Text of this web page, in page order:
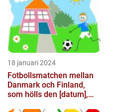
18 januari 2024
Fotbollsmatchen mellan
Danmark och Finland,
som hölls den [datum],